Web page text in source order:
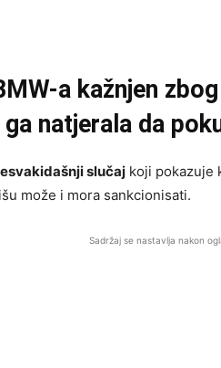
a kažnjen
natjerala da
slučaj koji pokazuje
može i mora sankcionisati.
Sadržaj se nastavlja nakon